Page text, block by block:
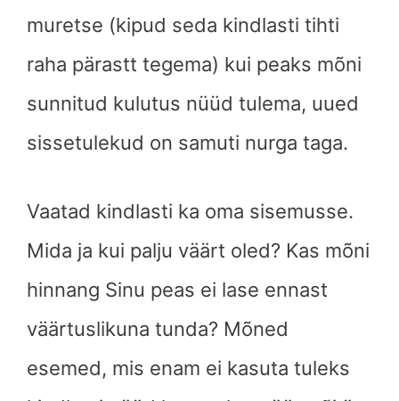
muretse (kipud seda kindlasti tihti
raha pärastt tegema) kui peaks mõni
sunnitud kulutus nüüd tulema, uued
sissetulekud on samuti nurga taga.
Vaatad kindlasti ka oma sisemusse.
Mida ja kui palju väärt oled? Kas mõni
hinnang Sinu peas ei lase ennast
väärtuslikuna tunda? Mõned
esemed, mis enam ei kasuta tuleks